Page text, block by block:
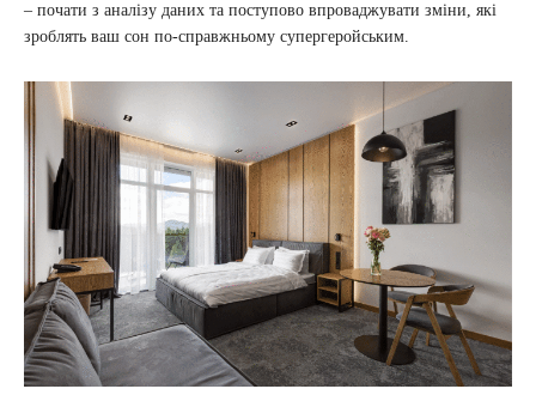
– почати з аналізу даних та поступово впроваджувати зміни, які
зроблять ваш сон по-справжньому супергеройським.